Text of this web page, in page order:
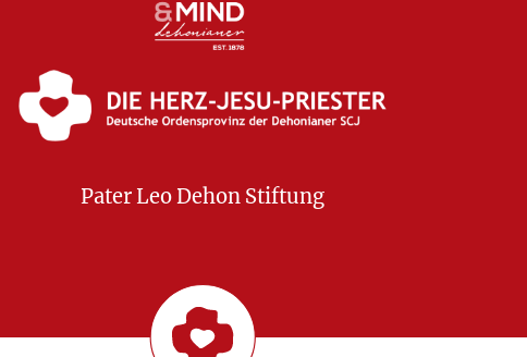
Pater Leo Dehon Stiftung